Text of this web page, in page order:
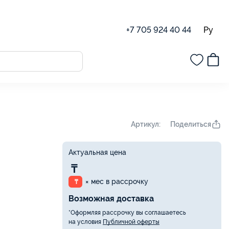
+7 705 924 40 44 Ру
Артикул: Поделиться
Актуальная цена
₸
₸ × мес в рассрочку
Возможная доставка
*Оформляя рассрочку вы соглашаетесь
на условия Публичной оферты